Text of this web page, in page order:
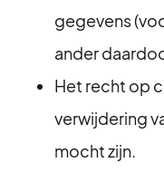
gegevens
ander
⁠Het recht op
verwijdering
mocht zijn.